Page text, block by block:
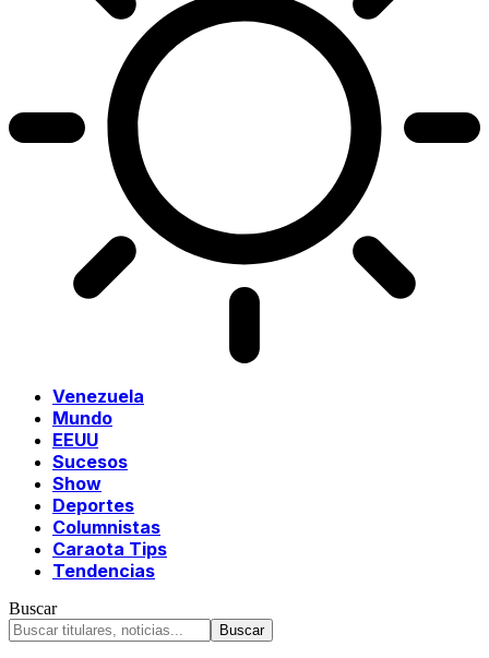
Venezuela
Mundo
EEUU
Sucesos
Show
Deportes
Columnistas
Caraota Tips
Tendencias
Buscar